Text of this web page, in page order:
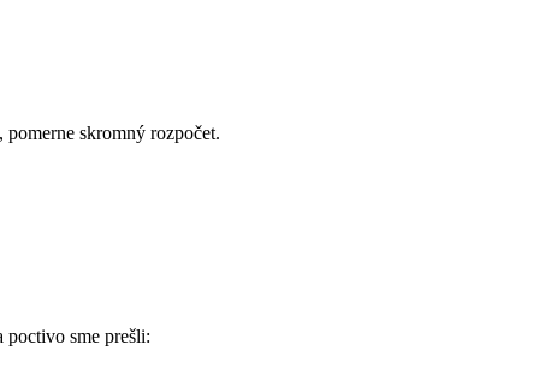
skromný rozpočet.
sme prešli: